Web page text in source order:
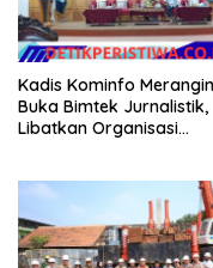
Kadis Kominfo Merangin
Buka Bimtek Jurnalistik,
Libatkan Organisasi